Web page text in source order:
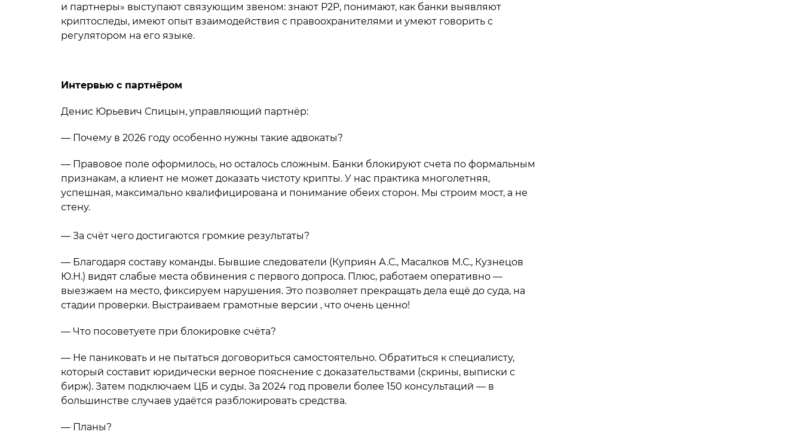
и партнеры» выступают связующим звеном: знают P2P, понимают, как банки выявляют
криптоследы, имеют опыт взаимодействия с правоохранителями и умеют говорить с
регулятором на его языке.
Интервью с партнёром
Денис Юрьевич Спицын, управляющий партнёр:
— Почему в 2026 году особенно нужны такие адвокаты?
— Правовое поле оформилось, но осталось сложным. Банки блокируют счета по формальным
признакам, а клиент не может доказать чистоту крипты. У нас практика многолетняя,
успешная, максимально квалифицирована и понимание обеих сторон. Мы строим мост, а не
стену.
— За счёт чего достигаются громкие результаты?
— Благодаря составу команды. Бывшие следователи (Куприян А.С., Масалков М.С., Кузнецов
Ю.Н.) видят слабые места обвинения с первого допроса. Плюс, работаем оперативно —
выезжаем на место, фиксируем нарушения. Это позволяет прекращать дела ещё до суда, на
стадии проверки. Выстраиваем грамотные версии , что очень ценно!
— Что посоветуете при блокировке счёта?
— Не паниковать и не пытаться договориться самостоятельно. Обратиться к специалисту,
который составит юридически верное пояснение с доказательствами (скрины, выписки с
бирж). Затем подключаем ЦБ и суды. За 2024 год провели более 150 консультаций — в
большинстве случаев удаётся разблокировать средства.
— Планы?